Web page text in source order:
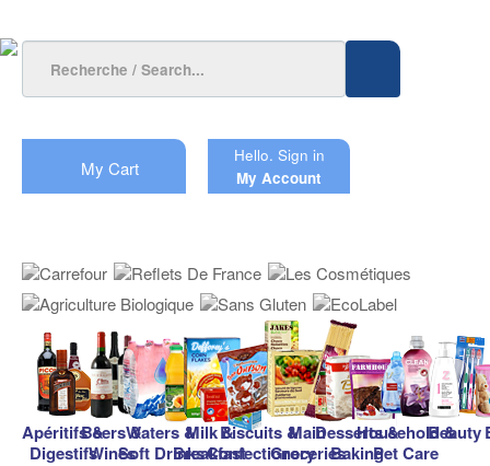
My Cart
Hello. Sign in
My Account
Apéritifs &
Digestifs
Beers &
Wines
Waters &
Soft Drinks
Milk &
Breakfast
Biscuits &
Confectionery
Main
Groceries
Desserts &
Baking
Household &
Pet Care
Beauty